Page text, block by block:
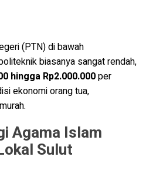
(PTN) di bawah
biasanya sangat rendah,
hingga Rp2.000.000per
ekonomi orang tua,
Agama Islam
Sulut